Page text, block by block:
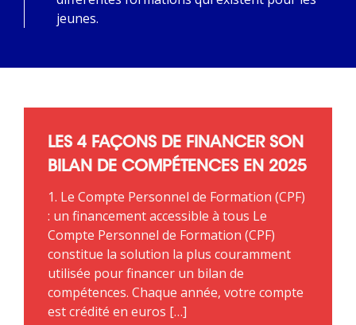
jeunes.
LES 4 FAÇONS DE FINANCER SON
BILAN DE COMPÉTENCES EN 2025
1. Le Compte Personnel de Formation (CPF)
: un financement accessible à tous Le
Compte Personnel de Formation (CPF)
constitue la solution la plus couramment
utilisée pour financer un bilan de
compétences. Chaque année, votre compte
est crédité en euros […]